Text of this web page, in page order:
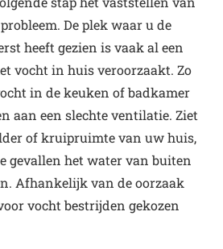
De plek waar u de
heeft gezien is vaak al een
vocht in huis veroorzaakt. Zo
in de keuken of badkamer
aan een slechte ventilatie. Ziet
of kruipruimte van uw huis,
gevallen het water van buiten
Afhankelijk van de oorzaak
vocht bestrijden gekozen